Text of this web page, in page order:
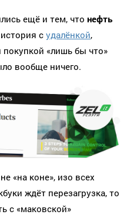
ещё и тем, что нефть
с удалёнкой,
«лишь бы что»
вообще ничего.
не «на коне», изо всех
ждёт перезагрузка, то
с «маковской»